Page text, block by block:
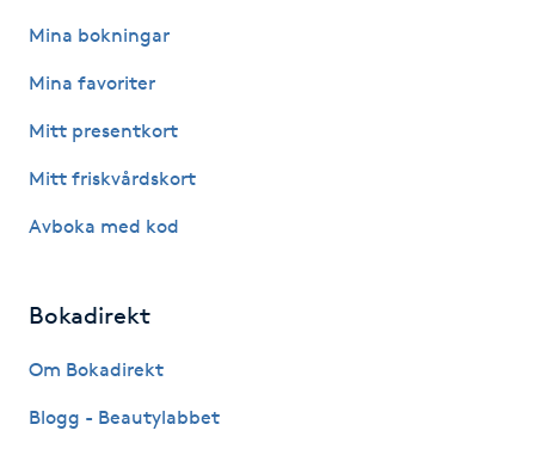
Koppningsmassage
Kostrådgivning
Kroppsinpackning
Käkledsbehandling
Kärlbehandling
Mina bokningar
Mina favoriter
Mitt presentkort
Mitt friskvårdskort
Avboka med kod
Bokadirekt
Om Bokadirekt
Blogg - Beautylabbet